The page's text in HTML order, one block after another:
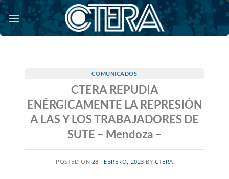
Saltar
al
contenido
COMUNICADOS
CTERA REPUDIA
ENÉRGICAMENTE LA REPRESIÓN
A LAS Y LOS TRABAJADORES DE
SUTE – Mendoza –
POSTED ON 28 FEBRERO, 2023 BY CTERA